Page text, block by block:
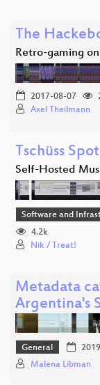
The
Retro-gaming
2017-08-07
Axel Theilmann
Tschüss
Self-Hosted
Software and
4.2k
Nik / Treat!
Metadata
Argentina's
General
Malena Libman